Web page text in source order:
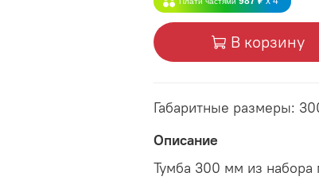
В корзину
Габаритные размеры:
Описание
Тумба 300 мм из